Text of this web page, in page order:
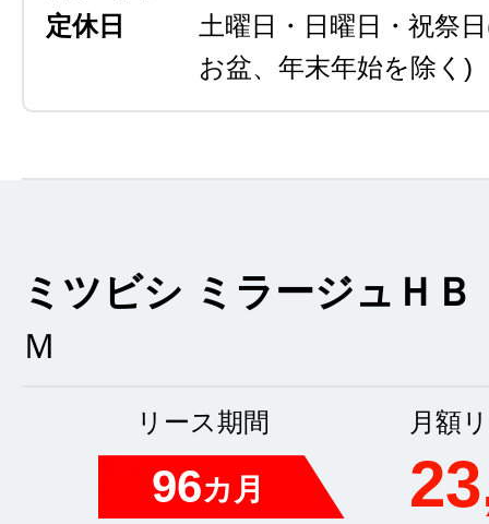
定休日
土曜日・日曜日・祝祭日
お盆、年末年始を除く)
ミツビシ ミラージュＨＢ
Ｍ
リース期間
96カ月
月額